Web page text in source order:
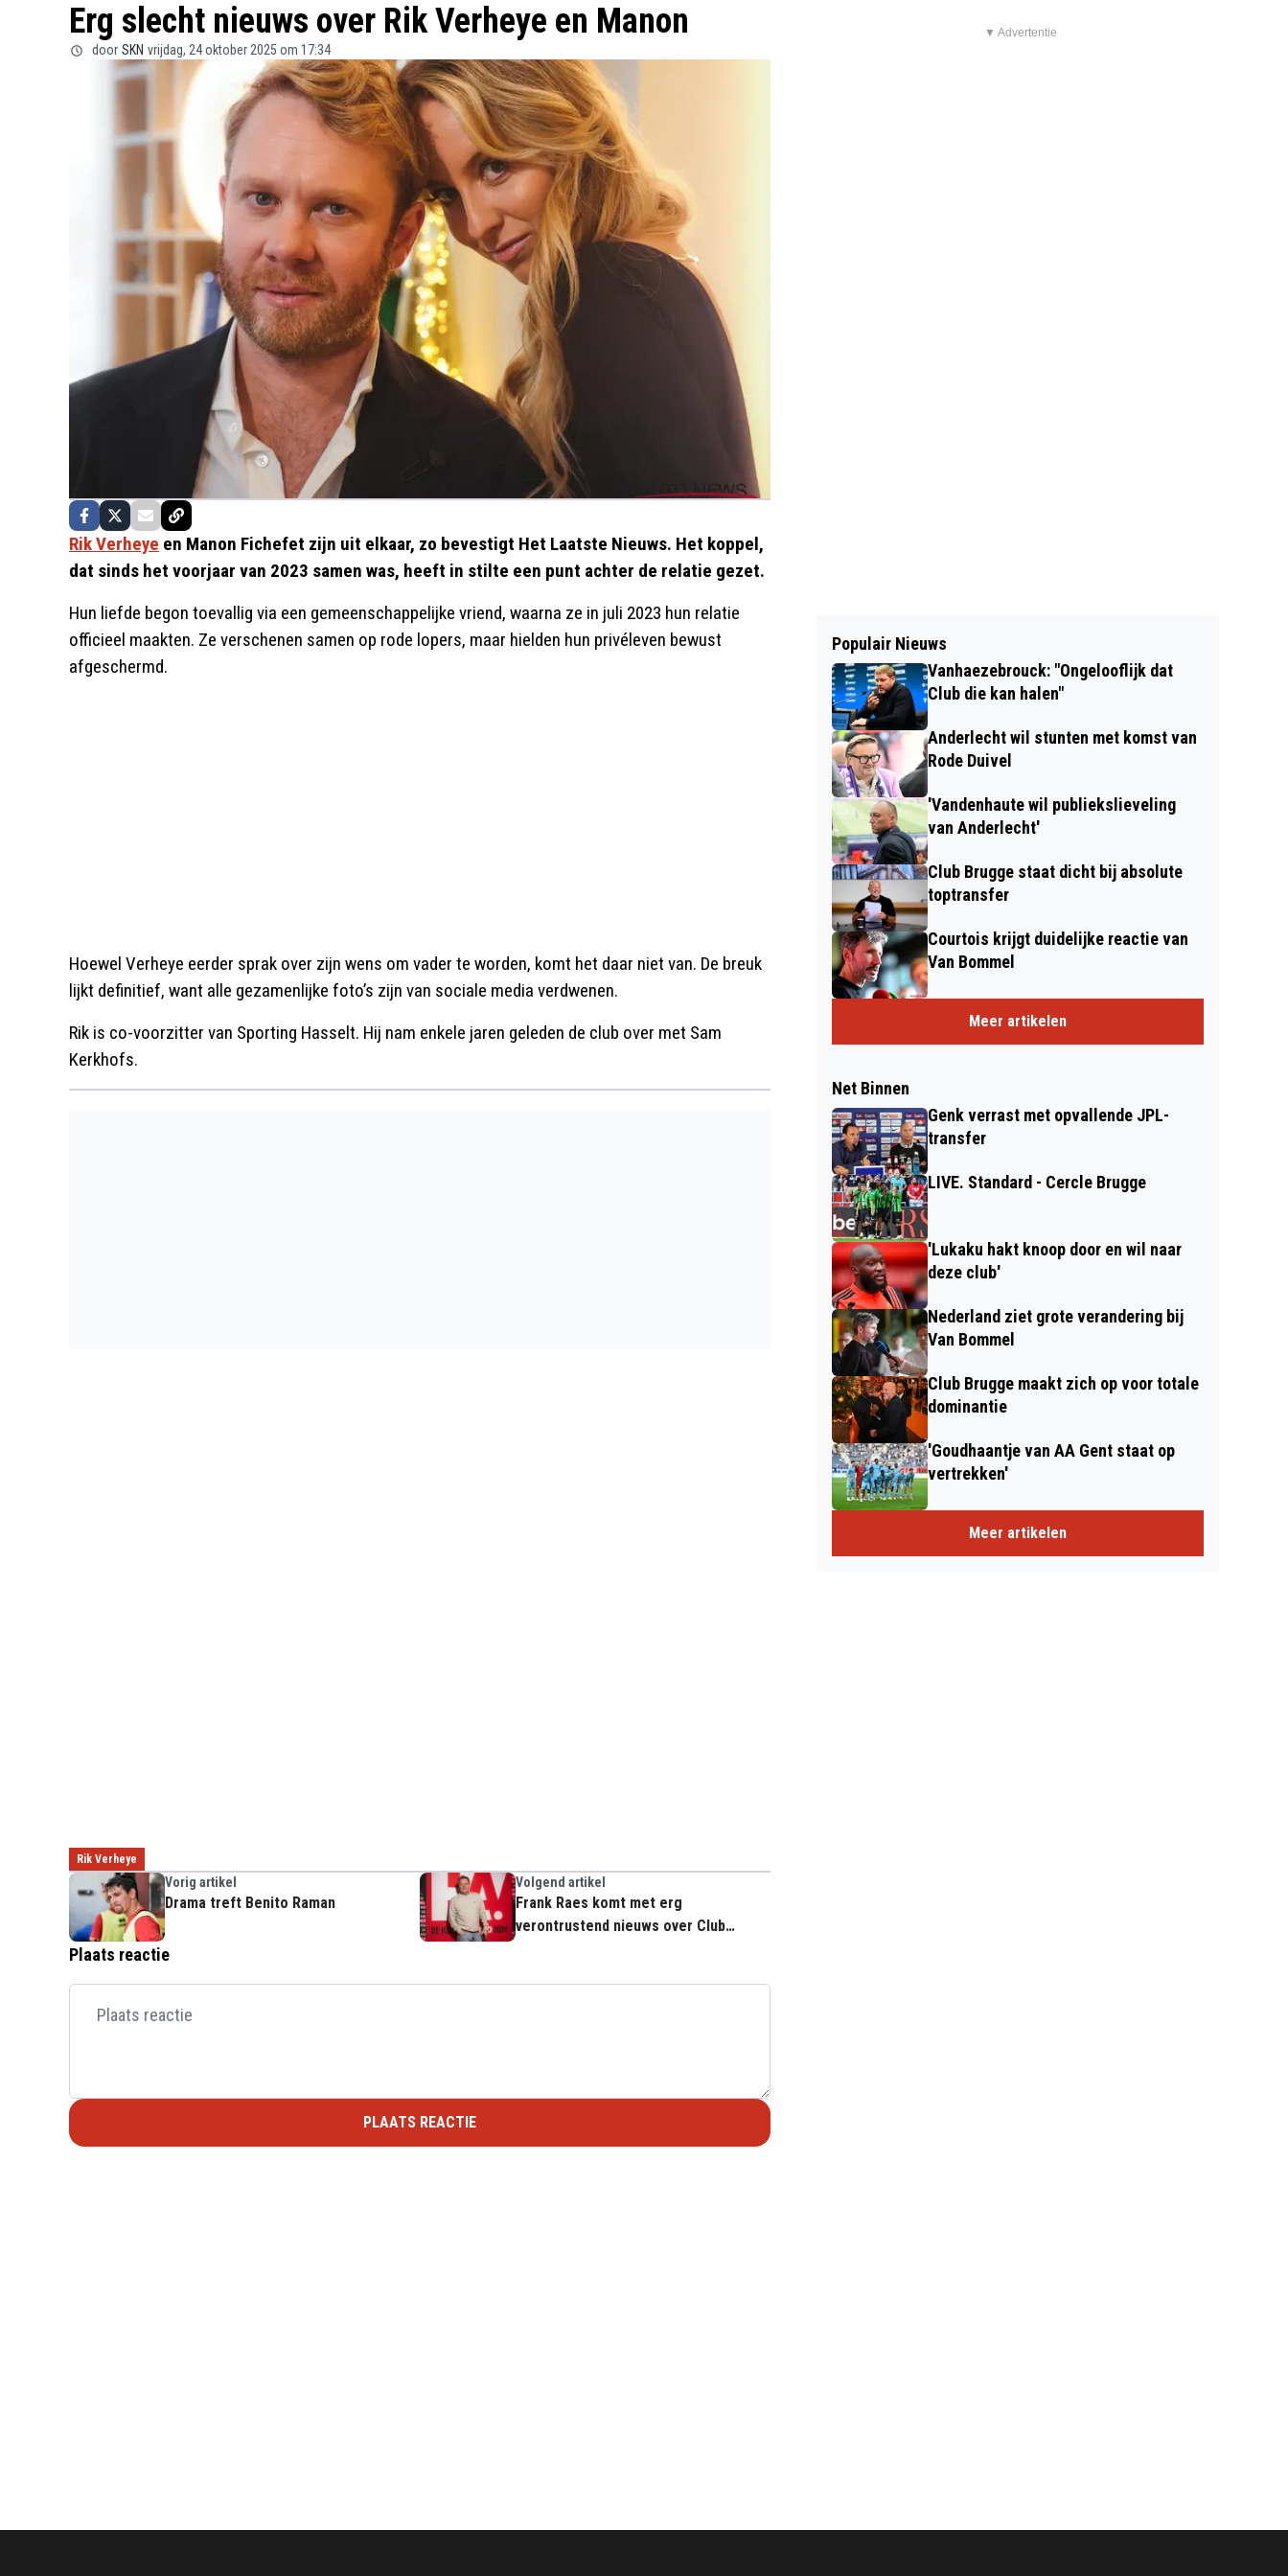
Erg slecht nieuws over Rik Verheye en Manon
door SKN vrijdag, 24 oktober 2025 om 17:34
Rik Verheye en Manon Fichefet zijn uit elkaar, zo bevestigt Het Laatste Nieuws. Het koppel,
dat sinds het voorjaar van 2023 samen was, heeft in stilte een punt achter de relatie gezet.
Hun liefde begon toevallig via een gemeenschappelijke vriend, waarna ze in juli 2023 hun relatie
officieel maakten. Ze verschenen samen op rode lopers, maar hielden hun privéleven bewust
afgeschermd.
Hoewel Verheye eerder sprak over zijn wens om vader te worden, komt het daar niet van. De breuk
lijkt definitief, want alle gezamenlijke foto’s zijn van sociale media verdwenen.
Rik is co-voorzitter van Sporting Hasselt. Hij nam enkele jaren geleden de club over met Sam
Kerkhofs.
Rik Verheye
Vorig artikel
Drama treft Benito Raman
Volgend artikel
Frank Raes komt met erg
verontrustend nieuws over Club
Plaats reactie
PLAATS REACTIE
▼ Advertentie
Populair Nieuws
Vanhaezebrouck: "Ongelooflijk dat
Club die kan halen"
Anderlecht wil stunten met komst van
Rode Duivel
'Vandenhaute wil publiekslieveling
van Anderlecht'
Club Brugge staat dicht bij absolute
toptransfer
Courtois krijgt duidelijke reactie van
Van Bommel
Meer artikelen
Net Binnen
Genk verrast met opvallende JPL-
transfer
LIVE. Standard - Cercle Brugge
'Lukaku hakt knoop door en wil naar
deze club'
Nederland ziet grote verandering bij
Van Bommel
Club Brugge maakt zich op voor totale
dominantie
'Goudhaantje van AA Gent staat op
vertrekken'
Meer artikelen